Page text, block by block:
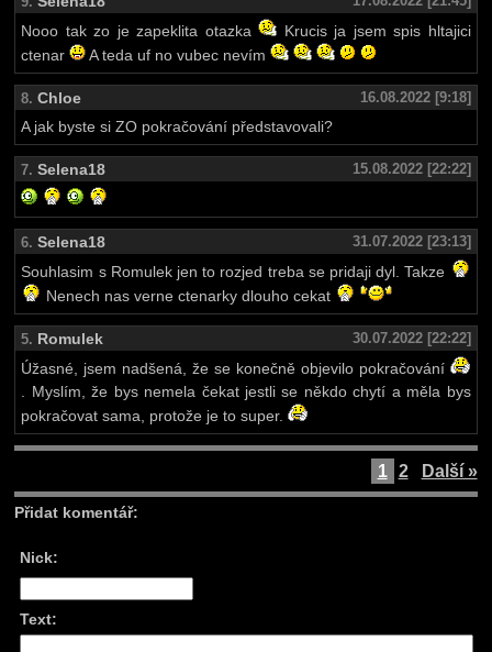
Nooo tak zo je zapeklita otazka
Krucis ja jsem spis hltajici
ctenar
A teda uf no vubec nevím
8. Chloe
16.08.2022 [9:18]
A jak byste si ZO pokračování představovali?
7. Selena18 15.08.2022 [22:22]
6. Selena18
31.07.2022 [23:13]
Souhlasim s Romulek jen to rozjed treba se pridaji dyl. Takze
Nenech nas verne ctenarky dlouho cekat
5. Romulek
30.07.2022 [22:22]
Úžasné, jsem nadšená, že se konečně objevilo pokračování
. Myslím, že bys nemela čekat jestli se někdo chytí a měla bys
pokračovat sama, protože je to super.
1 2 Další »
Přidat komentář:
Nick:
Text: